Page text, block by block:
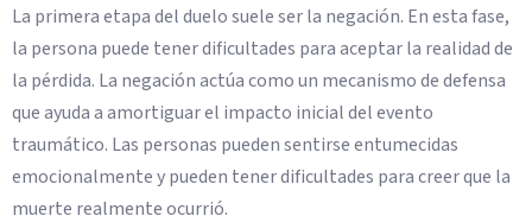
La primera etapa del duelo suele ser la negación. En esta fase,
la persona puede tener dificultades para aceptar la realidad de
la pérdida. La negación actúa como un mecanismo de defensa
que ayuda a amortiguar el impacto inicial del evento
traumático. Las personas pueden sentirse entumecidas
emocionalmente y pueden tener dificultades para creer que la
muerte realmente ocurrió.